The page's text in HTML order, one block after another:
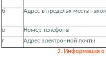
б Адрес в пределах места
в
Номер телефона
г
Адрес электронной почты
2. Информация о